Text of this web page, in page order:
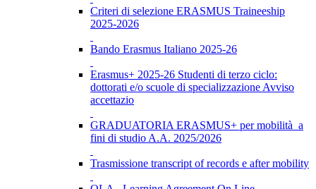
Criteri di selezione ERASMUS Traineeship
2025-2026
Bando Erasmus Italiano 2025-26
Erasmus+ 2025-26 Studenti di terzo ciclo:
dottorati e/o scuole di specializzazione Avviso
accettazio
GRADUATORIA ERASMUS+ per mobilità a
fini di studio A.A. 2025/2026
Trasmissione transcript of records e after mobility